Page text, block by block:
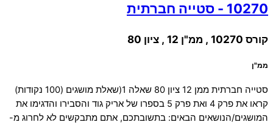
10270 - סטייה חברתית
קורס 10270 , ממ"ן 12 , ציון 80
ממ"ן
סטייה חברתית ממן 12 ציון 80 שאלה 1(שאלת מושגים (100 נקודות)
קראו את פרק 4 ואת פרק 5 בספרו של אריק גוד והסבירו והדגימו את
המושגים/הנושאים הבאים: בתשובתכם, אתם מתבקשים לא לחרוג מ-